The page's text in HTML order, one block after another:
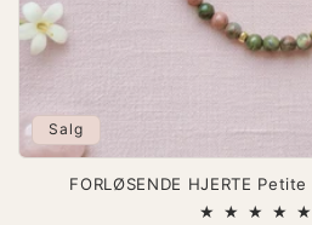
Salg
FORLØSENDE HJERTE